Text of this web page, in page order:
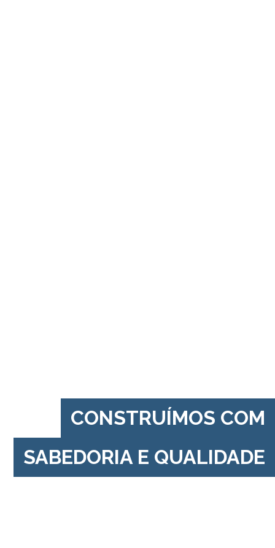
CONSTRUÍMOS COM
SABEDORIA E QUALIDADE